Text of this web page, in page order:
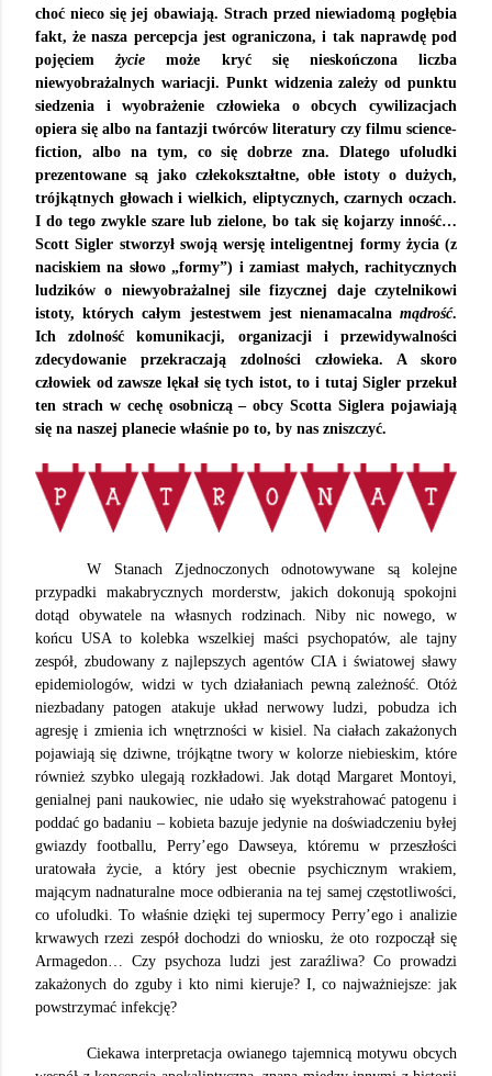
choć nieco się jej obawiają. Strach przed niewiadomą pogłębia
fakt, że nasza percepcja jest ograniczona, i tak naprawdę pod
pojęciemżycie może kryć się nieskończona liczba
niewyobrażalnych wariacji. Punkt widzenia zależy od punktu
siedzenia i wyobrażenie człowieka o obcych cywilizacjach
opiera się albo na fantazji twórców literatury czy filmu science-
fiction, albo na tym, co się dobrze zna. Dlatego ufoludki
prezentowane są jako człekokształtne, obłe istoty o dużych,
trójkątnych głowach i wielkich, eliptycznych, czarnych oczach.
I do tego zwykle szare lub zielone, bo tak się kojarzy inność…
Scott Sigler stworzył swoją wersję inteligentnej formy życia (z
naciskiem na słowo „formy”) i zamiast małych, rachitycznych
ludzików o niewyobrażalnej sile fizycznej daje czytelnikowi
istoty, których całym jestestwem jest nienamacalna mądrość.
Ich zdolność komunikacji, organizacji i przewidywalności
zdecydowanie przekraczają zdolności człowieka. A skoro
człowiek od zawsze lękał się tych istot, to i tutaj Sigler przekuł
ten strach w cechę osobniczą – obcy Scotta Siglera pojawiają
się na naszej planecie właśnie po to, by nas zniszczyć.
W Stanach Zjednoczonych odnotowywane są kolejne
przypadki makabrycznych morderstw, jakich dokonują spokojni
dotąd obywatele na własnych rodzinach. Niby nic nowego, w
końcu USA to kolebka wszelkiej maści psychopatów, ale tajny
zespół, zbudowany z najlepszych agentów CIA i światowej sławy
epidemiologów, widzi w tych działaniach pewną zależność. Otóż
niezbadany patogen atakuje układ nerwowy ludzi, pobudza ich
agresję i zmienia ich wnętrzności w kisiel. Na ciałach zakażonych
pojawiają się dziwne, trójkątne twory w kolorze niebieskim, które
również szybko ulegają rozkładowi. Jak dotąd Margaret Montoyi,
genialnej pani naukowiec, nie udało się wyekstrahować patogenu i
poddać go badaniu – kobieta bazuje jedynie na doświadczeniu byłej
gwiazdy footballu, Perry’ego Dawseya, któremu w przeszłości
uratowała życie, a który jest obecnie psychicznym wrakiem,
mającym nadnaturalne moce odbierania na tej samej częstotliwości,
co ufoludki. To właśnie dzięki tej supermocy Perry’ego i analizie
krwawych rzezi zespół dochodzi do wniosku, że oto rozpoczął się
Armagedon… Czy psychoza ludzi jest zaraźliwa? Co prowadzi
zakażonych do zguby i kto nimi kieruje? I, co najważniejsze: jak
powstrzymać infekcję?
Ciekawa interpretacja owianego tajemnicą motywu obcych